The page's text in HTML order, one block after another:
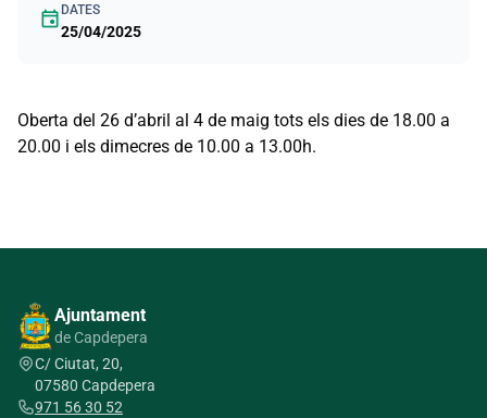
event DATES
25/04/2025
Oberta del 26 d’abril al 4 de maig tots els dies de 18.00 a
20.00 i els dimecres de 10.00 a 13.00h.
Ajuntament
de Capdepera
C/ Ciutat, 20,
07580 Capdepera
971 56 30 52